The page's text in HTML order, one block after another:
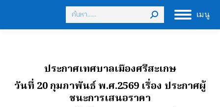
เมนู
Search:
ประกาศเทศบาลเมืองศรีสะเกษ
วันที่ 20 กุมภาพันธ์ พ.ศ.2569 เรื่อง ประกาศผู้
ชนะการเสนอราคา